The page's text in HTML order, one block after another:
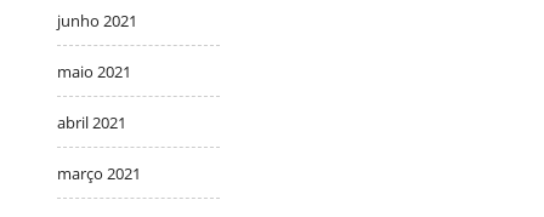
junho 2021
maio 2021
abril 2021
março 2021